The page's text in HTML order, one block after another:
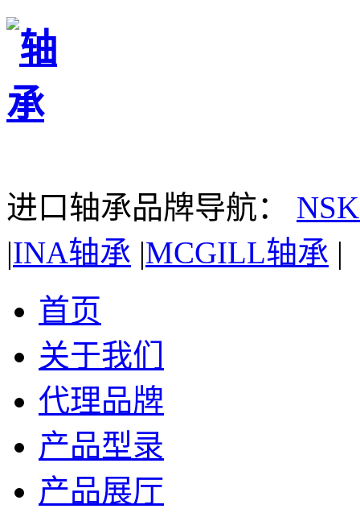
进口轴承品牌导航：
|INA轴承 |MCGILL轴承 |
首页
关于我们
代理品牌
产品型录
产品展厅